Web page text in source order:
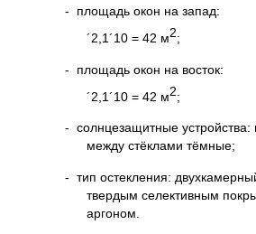
- площадь окон
´2,1´10 = 42 м2;
- площадь окон на
´2,1´10 = 42 м2;
- солнцезащитные устройства:
между стёклами тёмные;
- тип остекления:
твердым селективным
аргоном.